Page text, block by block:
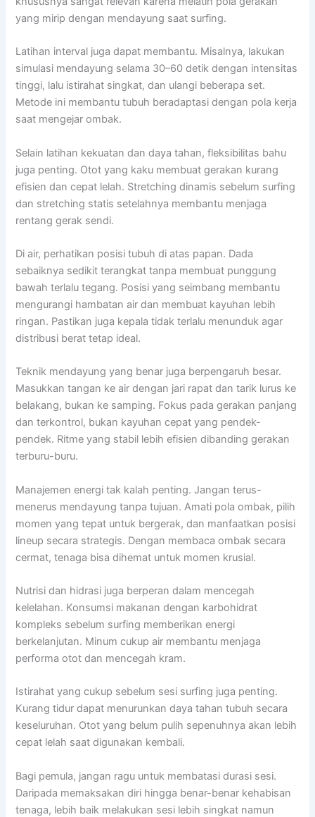
yang mirip dengan mendayung saat surfing.
Latihan interval juga dapat membantu. Misalnya, lakukan
simulasi mendayung selama 30–60 detik dengan intensitas
tinggi, lalu istirahat singkat, dan ulangi beberapa set.
Metode ini membantu tubuh beradaptasi dengan pola kerja
saat mengejar ombak.
Selain latihan kekuatan dan daya tahan, fleksibilitas bahu
juga penting. Otot yang kaku membuat gerakan kurang
efisien dan cepat lelah. Stretching dinamis sebelum surfing
dan stretching statis setelahnya membantu menjaga
rentang gerak sendi.
Di air, perhatikan posisi tubuh di atas papan. Dada
sebaiknya sedikit terangkat tanpa membuat punggung
bawah terlalu tegang. Posisi yang seimbang membantu
mengurangi hambatan air dan membuat kayuhan lebih
ringan. Pastikan juga kepala tidak terlalu menunduk agar
distribusi berat tetap ideal.
Teknik mendayung yang benar juga berpengaruh besar.
Masukkan tangan ke air dengan jari rapat dan tarik lurus ke
belakang, bukan ke samping. Fokus pada gerakan panjang
dan terkontrol, bukan kayuhan cepat yang pendek-
pendek. Ritme yang stabil lebih efisien dibanding gerakan
terburu-buru.
Manajemen energi tak kalah penting. Jangan terus-
menerus mendayung tanpa tujuan. Amati pola ombak, pilih
momen yang tepat untuk bergerak, dan manfaatkan posisi
lineup secara strategis. Dengan membaca ombak secara
cermat, tenaga bisa dihemat untuk momen krusial.
Nutrisi dan hidrasi juga berperan dalam mencegah
kelelahan. Konsumsi makanan dengan karbohidrat
kompleks sebelum surfing memberikan energi
berkelanjutan. Minum cukup air membantu menjaga
performa otot dan mencegah kram.
Istirahat yang cukup sebelum sesi surfing juga penting.
Kurang tidur dapat menurunkan daya tahan tubuh secara
keseluruhan. Otot yang belum pulih sepenuhnya akan lebih
cepat lelah saat digunakan kembali.
Bagi pemula, jangan ragu untuk membatasi durasi sesi.
Daripada memaksakan diri hingga benar-benar kehabisan
tenaga, lebih baik melakukan sesi lebih singkat namun